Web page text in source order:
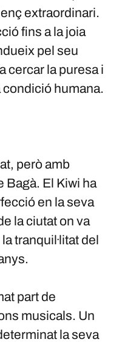
extraordinari.
fins a la joia
pel seu
cercar la puresa i
condició humana.
però amb
Bagà. El Kiwi ha
en la seva
la ciutat on va
tranquil·litat del
part de
musicals. Un
la seva